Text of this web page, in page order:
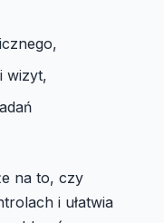
wizyt,
na to, czy
i ułatwia